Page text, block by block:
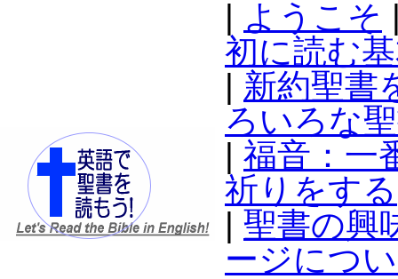
ようこそ
初に読む
新約聖書
ろいろな
福音：一
祈りをする
聖書の興
ージにつ